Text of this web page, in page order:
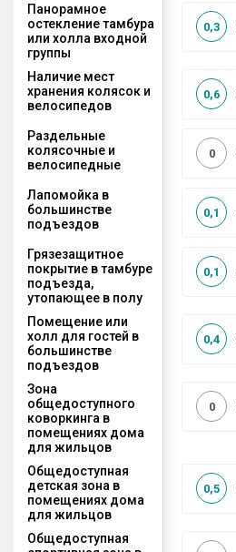
Панорамное
остекление тамбура
или холла входной
группы
0,3
Наличие мест
хранения колясок и
велосипедов
0,6
Раздельные
колясочные и
велосипедные
0
Лапомойка в
большинстве
подъездов
0,1
Грязезащитное
покрытие в тамбуре
подъезда,
утопающее в полу
0,1
Помещение или
холл для гостей в
большинстве
подъездов
0,4
Зона
общедоступного
коворкинга в
помещениях дома
для жильцов
0
Общедоступная
детская зона в
помещениях дома
для жильцов
0,5
Общедоступная